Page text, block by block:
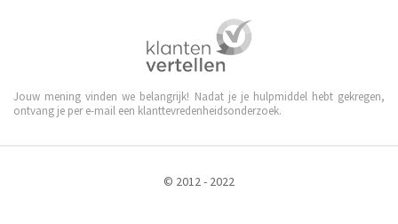
Jouw mening vinden we belangrijk! Nadat je je hulpmiddel hebt gekregen,
ontvang je per e-mail een klanttevredenheidsonderzoek.
© 2012 - 2022